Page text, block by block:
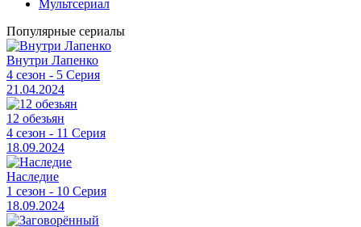
Мультсериал
Популярные сериалы
Внутри Лапенко
4 сезон - 5 Серия
21.04.2024
12 обезьян
4 сезон - 11 Серия
18.09.2024
Наследие
1 сезон - 10 Серия
18.09.2024